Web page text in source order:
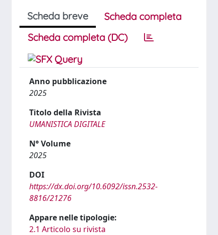
Scheda breve
Scheda completa
Scheda completa (DC)
Anno pubblicazione
2025
Titolo della Rivista
UMANISTICA DIGITALE
N° Volume
2025
DOI
https://dx.doi.org/10.6092/issn.2532-
8816/21276
Appare nelle tipologie:
2.1 Articolo su rivista